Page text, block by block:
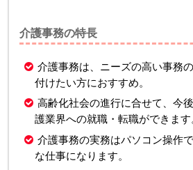
介護事務の特長
介護事務は、ニーズの高い事務
付けたい方におすすめ。
高齢化社会の進行に合せて、今
護業界への就職・転職ができます
介護事務の実務はパソコン操作
な仕事になります。